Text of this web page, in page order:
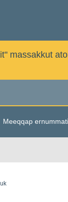
massakkut
Meeqqap